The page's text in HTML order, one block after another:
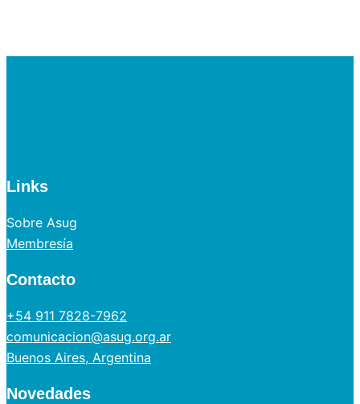
Links
Sobre Asug
Membresía
Contacto
+54 911 7828-7962
comunicacion@asug.org.ar
Buenos Aires, Argentina
Novedades